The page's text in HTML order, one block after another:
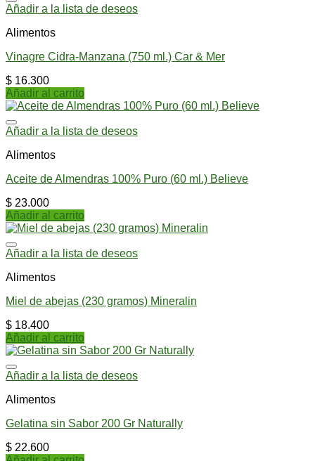
Añadir a la lista de deseos
Alimentos
Vinagre Cidra-Manzana (750 ml.) Car & Mer
$ 16.300
Añadir al carrito
Añadir a la lista de deseos
Alimentos
Aceite de Almendras 100% Puro (60 ml.) Believe
$ 23.000
Añadir al carrito
Añadir a la lista de deseos
Alimentos
Miel de abejas (230 gramos) Mineralin
$ 18.400
Añadir al carrito
Añadir a la lista de deseos
Alimentos
Gelatina sin Sabor 200 Gr Naturally
$ 22.600